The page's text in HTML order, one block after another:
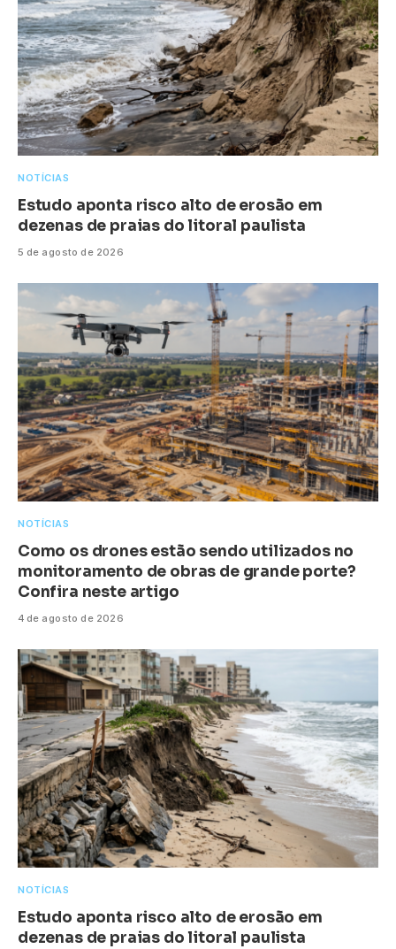
NOTÍCIAS
Estudo aponta risco alto de erosão em
dezenas de praias do litoral paulista
5 de agosto de 2026
NOTÍCIAS
Como os drones estão sendo utilizados no
monitoramento de obras de grande porte?
Confira neste artigo
4 de agosto de 2026
NOTÍCIAS
Estudo aponta risco alto de erosão em
dezenas de praias do litoral paulista